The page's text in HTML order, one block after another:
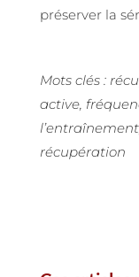
préserver la
Mots clés :
active,
récupération